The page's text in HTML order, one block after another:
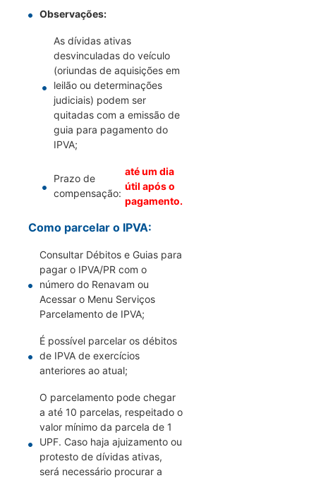
Observações:
As dívidas ativas
desvinculadas do veículo
(oriundas de aquisições em
leilão ou determinações
judiciais) podem ser
quitadas com a emissão de
guia para pagamento do
IPVA;
Prazo de
compensação:
até um dia
útil após o
pagamento.
Como parcelar o IPVA:
Consultar Débitos e Guias para
pagar o IPVA/PR com o
número do Renavam ou
Acessar o Menu Serviços
Parcelamento de IPVA;
É possível parcelar os débitos
de IPVA de exercícios
anteriores ao atual;
O parcelamento pode chegar
a até 10 parcelas, respeitado o
valor mínimo da parcela de 1
UPF. Caso haja ajuizamento ou
protesto de dívidas ativas,
será necessário procurar a